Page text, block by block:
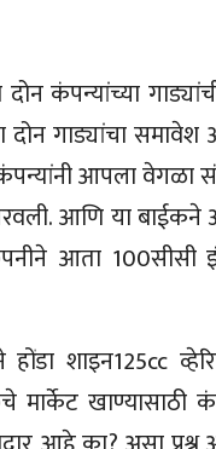
कंपन्यांच्या
गाड्यांचा समावेश
आपला वेगळा
आणि या बाईकने
आता 100सीसी
शाइन125cc
मार्केट